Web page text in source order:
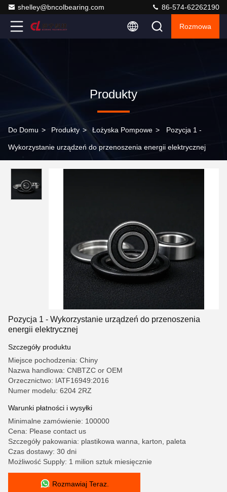
shelley@bncolbearing.com 86-574-62262190
Rozmowa
Produkty
Do Domu > Produkty > Łożyska Pompowe > Pozycja 1 -
Wykorzystanie urządzeń do przenoszenia energii elektrycznej
Pozycja 1 - Wykorzystanie urządzeń do przenoszenia
energii elektrycznej
Szczegóły produktu
Miejsce pochodzenia: Chiny
Nazwa handlowa: CNBTZC or OEM
Orzecznictwo: IATF16949:2016
Numer modelu: 6204 2RZ
Warunki płatności i wysyłki
Minimalne zamówienie: 100000
Cena: Please contact us
Szczegóły pakowania: plastikowa wanna, karton, paleta
Czas dostawy: 30 dni
Możliwość Supply: 1 milion sztuk miesięcznie
Rozmawiaj Teraz.